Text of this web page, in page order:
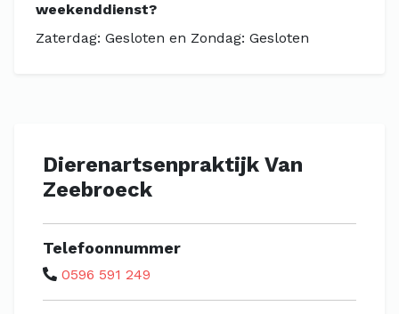
weekenddienst?
Zaterdag: Gesloten en Zondag: Gesloten
Dierenartsenpraktijk Van
Zeebroeck
Telefoonnummer
0596 591 249